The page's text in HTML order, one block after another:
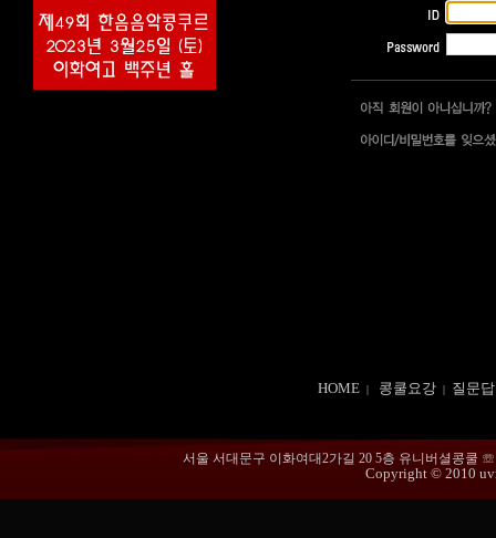
HOME | 콩쿨요강 | 질문
서울 서대문구 이화여대2가길 20 5층 유니버셜콩쿨 ☏
Copyright © 2010